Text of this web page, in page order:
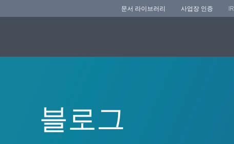
문서 라이브러리 사업장 인증 IR
블로그